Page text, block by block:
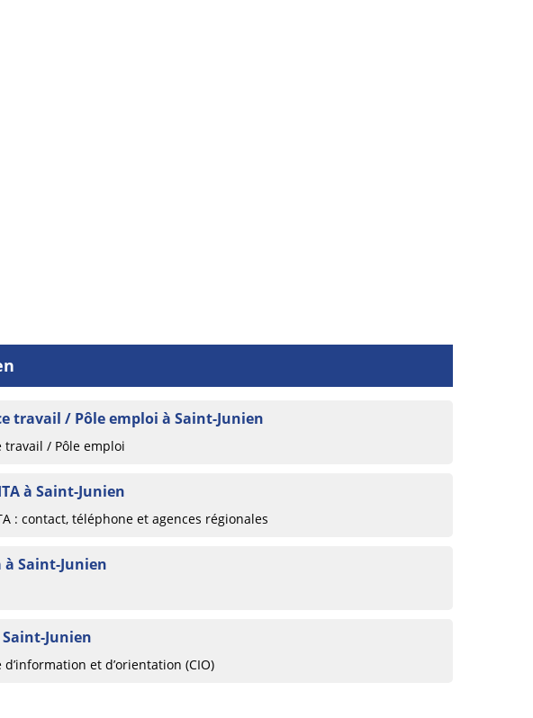
travail / Pôle emploi à Saint-Junien
travail / Pôle emploi
à Saint-Junien
: contact, téléphone et agences régionales
à Saint-Junien
Saint-Junien
d’information et d’orientation (CIO)